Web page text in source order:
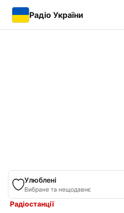
Радіо України
Улюблені
Вибране та нещодавнє
Радіостанції